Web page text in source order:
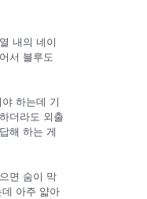
내의 네이
서 블루도
하는데 기
더라도 외출
해 하는 게
면 숨이 막
아주 얇아